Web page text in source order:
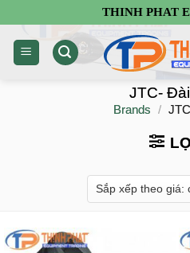
đến
dung
THINH PHAT
JTC-
Brands /